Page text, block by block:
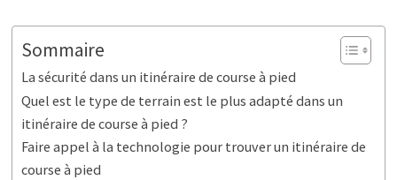
Sommaire
La sécurité dans un itinéraire de course à pied
Quel est le type de terrain est le plus adapté dans un
itinéraire de course à pied ?
Faire appel à la technologie pour trouver un itinéraire de
course à pied